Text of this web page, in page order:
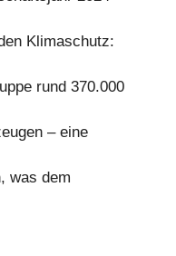
Klimaschutz:
rund 370.000
– eine
was dem